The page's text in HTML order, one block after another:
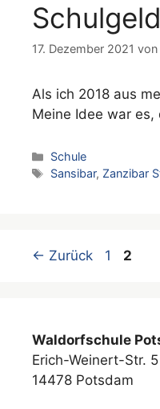
17. Dezember 2021 von
Als ich 2018 aus
Meine Idee war
Kategorien
Schule
Schlagwörter
Sansibar, Zanzibar
← Zurück Seite
1 Seite
2
Waldorfschule
Erich-Weinert-Str. 5
14478 Potsdam